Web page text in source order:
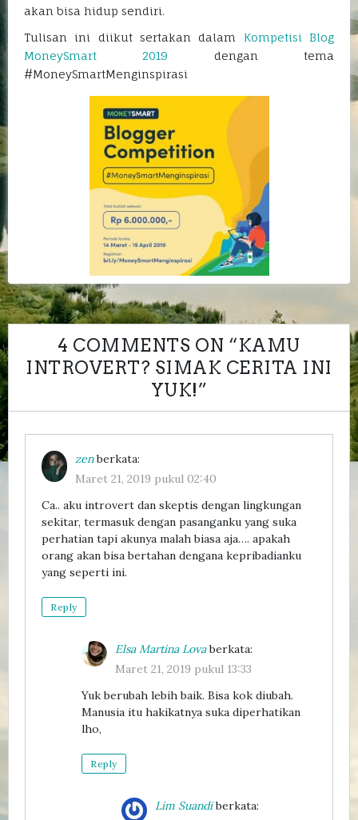
akan bisa hidup sendiri.
Tulisan ini diikut sertakan dalam Kompetisi Blog
MoneySmart 2019 dengan tema
#MoneySmartMenginspirasi
4 COMMENTS ON “KAMU
INTROVERT? SIMAK CERITA INI
YUK!”
zen berkata:
Maret 21, 2019 pukul 02:40
Ca.. aku introvert dan skeptis dengan lingkungan
sekitar, termasuk dengan pasanganku yang suka
perhatian tapi akunya malah biasa aja…. apakah
orang akan bisa bertahan dengana kepribadianku
yang seperti ini.
Reply
Elsa Martina Lova berkata:
Maret 21, 2019 pukul 13:33
Yuk berubah lebih baik. Bisa kok diubah.
Manusia itu hakikatnya suka diperhatikan
lho,
Reply
Lim Suandi berkata: